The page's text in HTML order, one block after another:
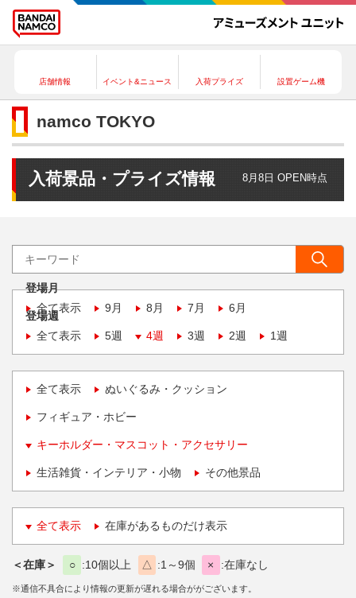
店舗情報 イベント&ニュース 入荷プライズ 設置ゲーム機
namco TOKYO
入荷景品・プライズ情報 8月8日 OPEN時点
登場月
全て表示
9月 8月 7月 6月
登場週
全て表示
5週 4週 3週 2週 1週
全て表示 ぬいぐるみ・クッション
フィギュア・ホビー
キーホルダー・マスコット・アクセサリー
生活雑貨・インテリア・小物 その他景品
全て表示 在庫があるものだけ表示
＜在庫＞ ○ 10個以上 △ 1～9個 × 在庫なし
※通信不具合により情報の更新が遅れる場合ががございます。